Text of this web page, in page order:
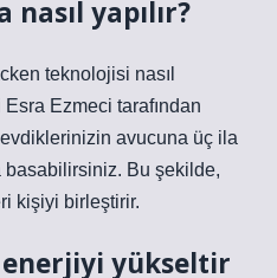
yapılır?
teknolojisi nasıl
Ezmeci tarafından
avucuna üç ila
Bu şekilde,
kişiyi birleştirir.
yükseltir